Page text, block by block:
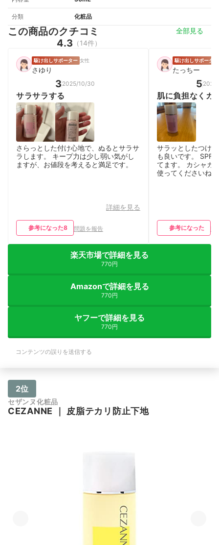
分類 化粧品
この商品のクチコミ 全部見る
4.3 （14件）
駆け出しサポーター 女性
さゆり
3 2025/10/30
サラサラする
さらっとした付け心地で、ぬるとサラサ
ラします。 キープ力は少し弱い気がし
ますが、お値段を考えると満足です。
詳細を見る
参考になった8 問題を報告
駆け出しサポーター
たっちー
5
肌に負担なくカ
できるだけでな
サラッとしたつけ
も良いです。
てます。 カシャカ
使ってくださいね。
参考になった
楽天市場で詳細を見る
770円
Amazonで詳細を見る
770円
ヤフーで詳細を見る
770円
コンテンツの誤りを送信する
2位
セザンヌ化粧品
CEZANNE 皮脂テカリ防止下地